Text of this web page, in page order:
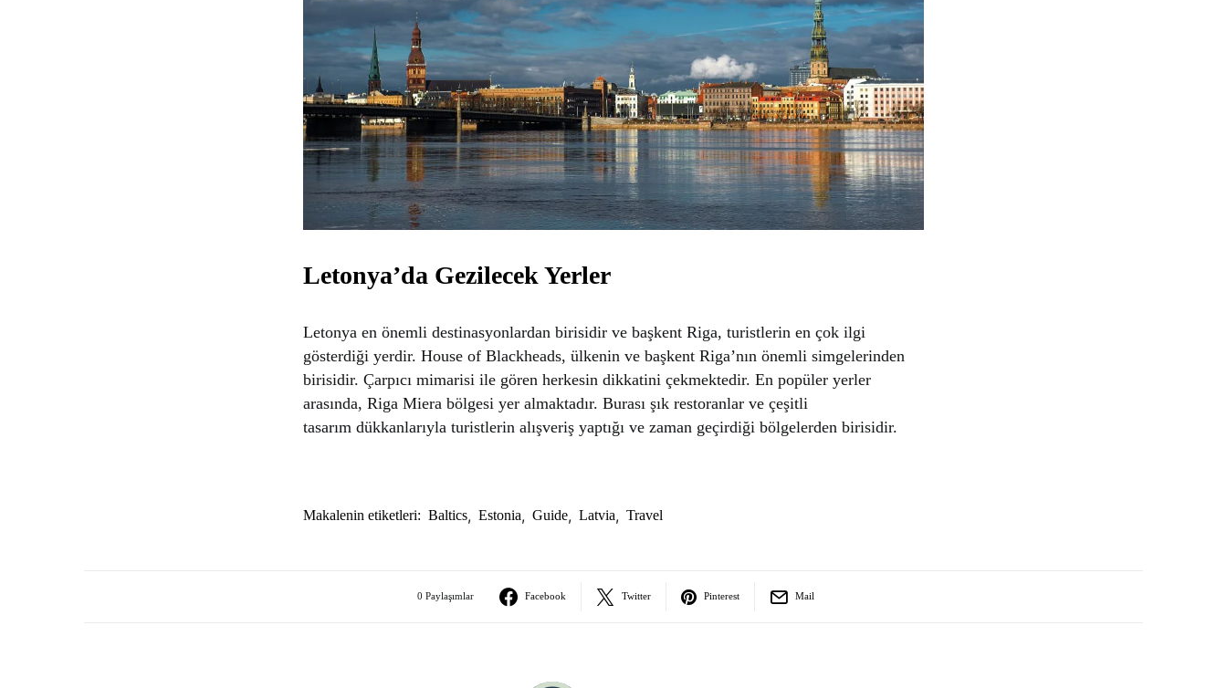
Letonya’da Gezilecek Yerler
Letonya en önemli destinasyonlardan birisidir ve başkent Riga, turistlerin en çok ilgi
gösterdiği yerdir. House of Blackheads, ülkenin ve başkent Riga’nın önemli simgelerinden
birisidir. Çarpıcı mimarisi ile gören herkesin dikkatini çekmektedir. En popüler yerler
arasında, Riga Miera bölgesi yer almaktadır. Burası şık restoranlar ve çeşitli
tasarım dükkanlarıyla turistlerin alışveriş yaptığı ve zaman geçirdiği bölgelerden birisidir.
Makalenin etiketleri: Baltics, Estonia, Guide, Latvia, Travel
0 Paylaşımlar Facebook Twitter Pinterest Mail